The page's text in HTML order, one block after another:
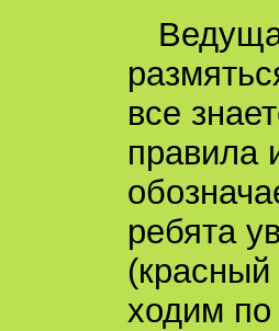
все
правила
ребята
ходим по